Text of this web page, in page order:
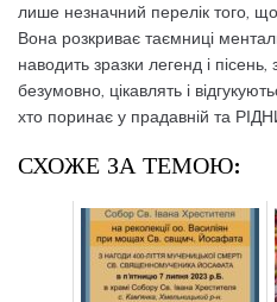
лише незначний перелік того, що
Вона розкриває таємниці
наводить зразки легенд і
безумовно, цікавлять і
хто поринає у прадавній та
СХОЖЕ ЗА ТЕМОЮ: